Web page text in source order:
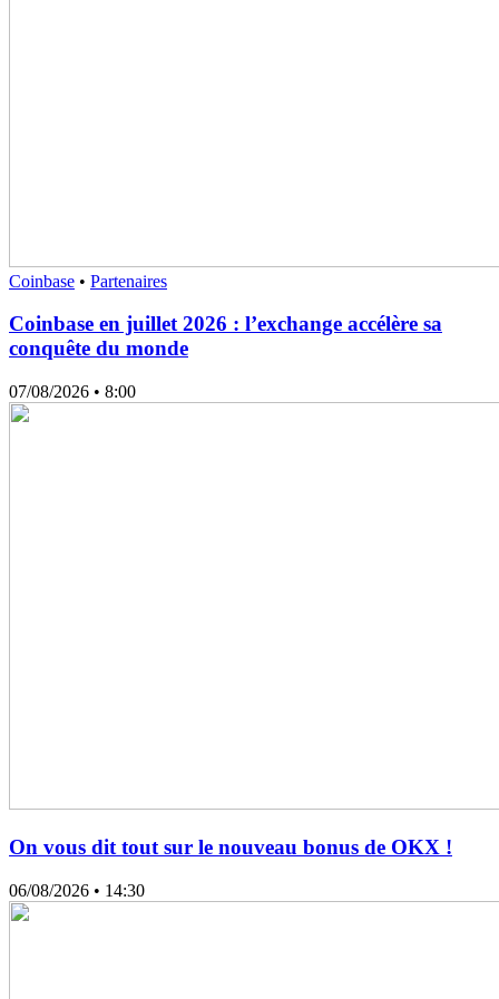
Coinbase • Partenaires
Coinbase en juillet 2026 : l’exchange accélère sa
conquête du monde
07/08/2026 • 8:00
On vous dit tout sur le nouveau bonus de OKX !
06/08/2026 • 14:30